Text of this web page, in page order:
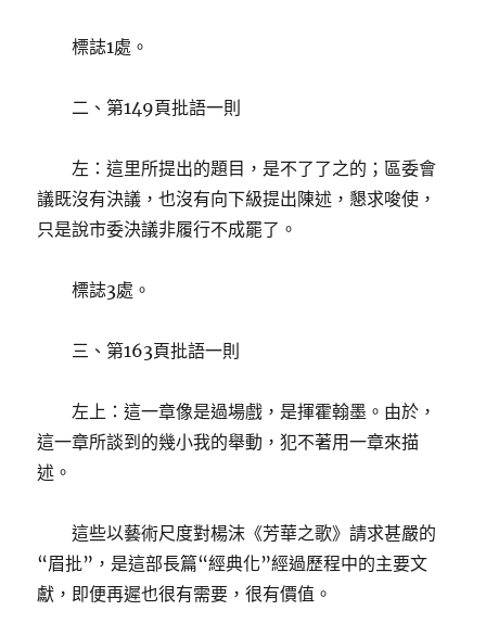
標誌1處。
二、第149頁批語一則
左：這里所提出的題目，是不了了之的；區委會
議既沒有決議，也沒有向下級提出陳述，懇求唆使，
只是說市委決議非履行不成罷了。
標誌3處。
三、第163頁批語一則
左上：這一章像是過場戲，是揮霍翰墨。由於，
這一章所談到的幾小我的舉動，犯不著用一章來描
述。
這些以藝術尺度對楊沫《芳華之歌》請求甚嚴的
“眉批”，是這部長篇“經典化”經過歷程中的主要文
獻，即便再遲也很有需要，很有價值。